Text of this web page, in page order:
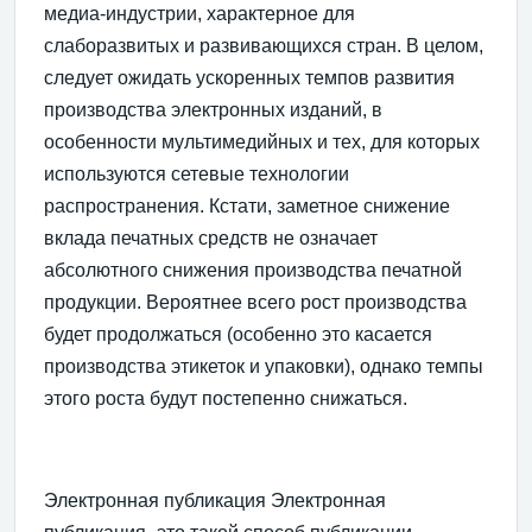
медиа-индустрии, характерное для
слаборазвитых и развивающихся стран. В целом,
следует ожидать ускоренных темпов развития
производства электронных изданий, в
особенности мультимедийных и тех, для которых
используются сетевые технологии
распространения. Кстати, заметное снижение
вклада печатных средств не означает
абсолютного снижения производства печатной
продукции. Вероятнее всего рост производства
будет продолжаться (особенно это касается
производства этикеток и упаковки), однако темпы
этого роста будут постепенно снижаться.
Электронная публикация Электронная